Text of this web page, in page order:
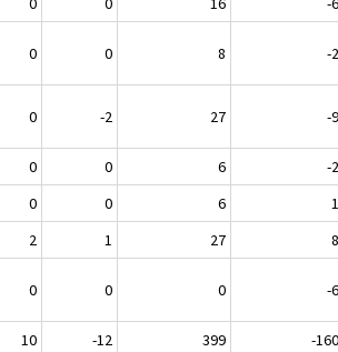
0 0 8 -2
0 -2 27 -9
0 0 6
-2
0 0 6
1
2 1 27
8
0 0 0 -6
10 -12 399 -160